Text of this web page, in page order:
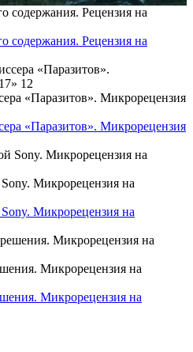
содержания. Рецензия на
содержания. Рецензия на
«Паразитов». Микрорецензия
«Паразитов». Микрорецензия
Микрорецензия на
Микрорецензия на
Микрорецензия на
Микрорецензия на